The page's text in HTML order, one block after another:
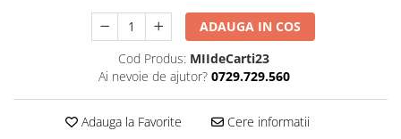
ADAUGA IN COS
Cod Produs: MIIdeCarti23
Ai nevoie de ajutor? 0729.729.560
Adauga la Favorite Cere informatii